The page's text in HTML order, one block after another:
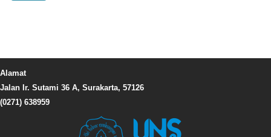
Alamat
Jalan Ir. Sutami 36 A, Surakarta, 57126
(0271) 638959